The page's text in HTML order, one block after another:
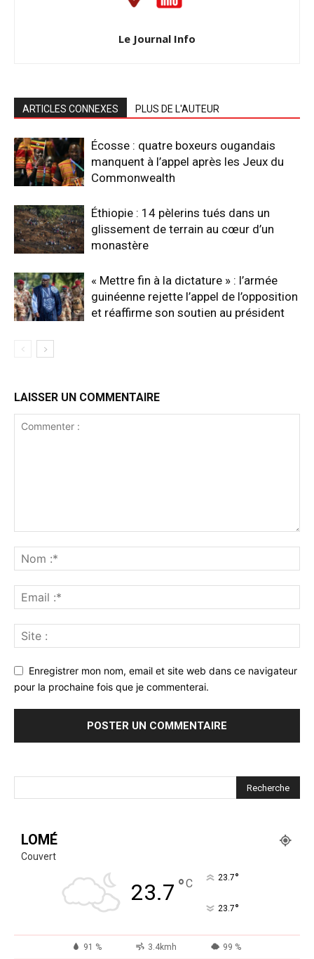
Le Journal Info
ARTICLES CONNEXES PLUS DE L'AUTEUR
Écosse : quatre boxeurs ougandais
manquent à l’appel après les Jeux du
Commonwealth
Éthiopie : 14 pèlerins tués dans un
glissement de terrain au cœur d’un
monastère
« Mettre fin à la dictature » : l’armée
guinéenne rejette l’appel de l’opposition
et réaffirme son soutien au président
LAISSER UN COMMENTAIRE
Enregistrer mon nom, email et site web dans ce navigateur
pour la prochaine fois que je commenterai.
LOMÉ
Couvert
23.7 °C 23.7°
23.7°
91 % 3.4kmh 99 %